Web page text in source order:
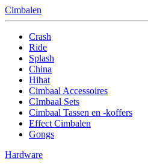
Cimbalen
Crash
Ride
Splash
China
Hihat
Cimbaal Accessoires
CImbaal Sets
Cimbaal Tassen en -koffers
Effect Cimbalen
Gongs
Hardware